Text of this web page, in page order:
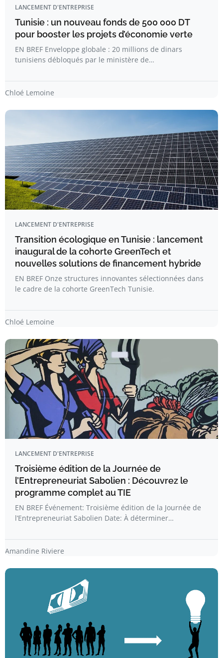
LANCEMENT D'ENTREPRISE
Tunisie : un nouveau fonds de 500 000 DT
pour booster les projets d’économie verte
EN BREF Enveloppe globale : 20 millions de dinars
tunisiens débloqués par le ministère de…
Chloé Lemoine
LANCEMENT D'ENTREPRISE
Transition écologique en Tunisie : lancement
inaugural de la cohorte GreenTech et
nouvelles solutions de financement hybride
EN BREF Onze structures innovantes sélectionnées dans
le cadre de la cohorte GreenTech Tunisie.
Chloé Lemoine
LANCEMENT D'ENTREPRISE
Troisième édition de la Journée de
l’Entrepreneuriat Sabolien : Découvrez le
programme complet au TIE
EN BREF Événement: Troisième édition de la Journée de
l’Entrepreneuriat Sabolien Date: À déterminer…
Amandine Riviere